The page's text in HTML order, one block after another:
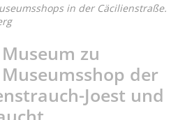
in der Cäcilienstraße.
zu
der
Joest und